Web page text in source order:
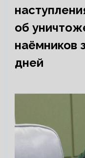
об
наёмников
дней